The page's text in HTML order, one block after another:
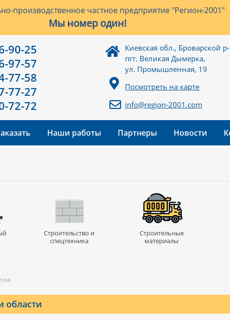
производственное частное предприятие "Регион-2001"
Мы номер один!
90-25
97-57
77-58
77-27
72-72
Киевская обл., Броварской
пгт. Великая Дымерка,
ул. Промышленная, 19
Посмотреть на карте
info@region-2001.com
Наши работы Партнеры Новости
Строительство и
спецтехника
Строительные
материалы
области